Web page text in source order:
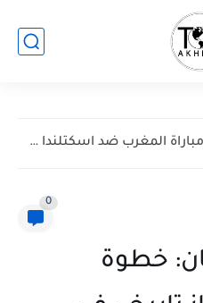
بث مباشر مباراة المغرب ضد اسكتلندا في كأس العالم 2026...
0
خطوة